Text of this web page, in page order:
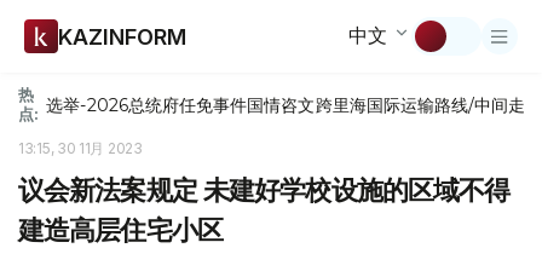
KAZINFORM 中文
热
点: 选举-2026总统府任免事件国情咨文跨里海国际运输路线/中间走廊
13:15, 30 11月 2023
议会新法案规定 未建好学校设施的区域不得
建造高层住宅小区